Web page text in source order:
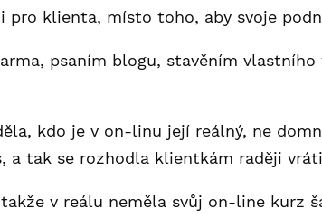
klienta, místo toho, aby svoje
psaním blogu, stavěním
kdo je v on-linu její reálný, ne
a tak se rozhodla klientkám raději
v reálu neměla svůj on-line kurz